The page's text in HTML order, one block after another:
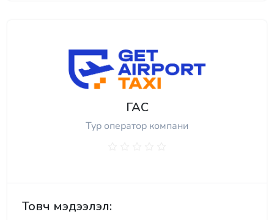
ГАС
Тур оператор компани
Товч мэдээлэл: